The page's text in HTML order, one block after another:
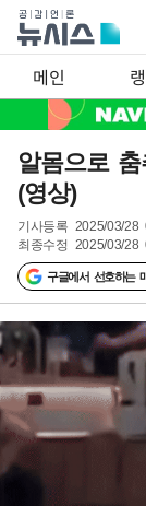
메인
알몸으로
(영상)
기사등록 2025/03/28
최종수정 2025/03/28
구글에서 선호하는